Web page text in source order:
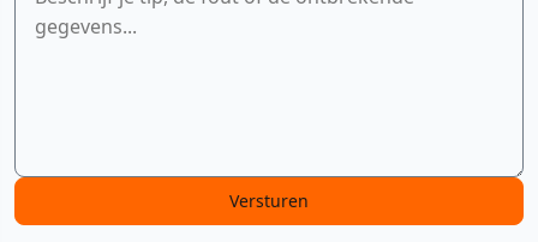
Versturen